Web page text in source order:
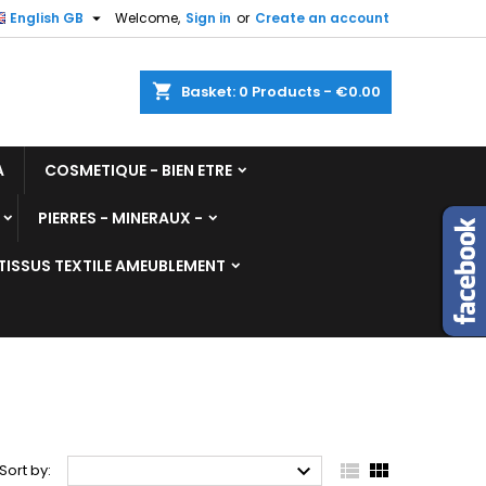
Welcome, Sign in or Create an account
English GB 
shopping_cart Basket: 0 Products - €0.00
COSMETIQUE - BIEN ETRE
PIERRES - MINERAUX -
TEXTILE AMEUBLEMENT
Sort by:   